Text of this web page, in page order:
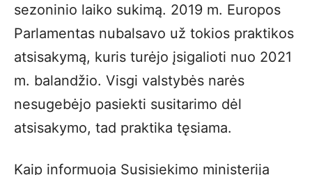
sezoninio laiko sukimą. 2019 m. Europos
Parlamentas nubalsavo už tokios praktikos
atsisakymą, kuris turėjo įsigalioti nuo 2021
m. balandžio. Visgi valstybės narės
nesugebėjo pasiekti susitarimo dėl
atsisakymo, tad praktika tęsiama.
Kaip informuoja Susisiekimo ministerija